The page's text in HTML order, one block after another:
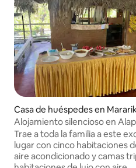
Casa de huéspedes en
Alojamiento silencioso en
Trae a toda la familia a este
lugar con cinco habitaciones
aire acondicionado y camas